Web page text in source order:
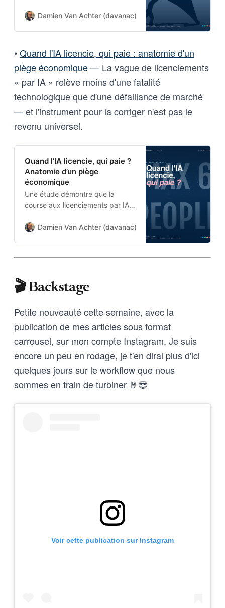
Même stratégie : remplacer ceux
Damien Van Achter (davanac) Damien Van Achter
•Quand l'IA licencie, qui paie : anatomie d'un
piège économique— La vague de licenciements
« par IA » relève moins d'une fatalité
technologique que d'une défaillance de marché
— et l'instrument pour la corriger n'est pas le
revenu universel.
Quand l’IA licencie, qui paie ?
Anatomie d’un piège
économique
Une étude démontre que la
course aux licenciements par IA
technologique. C’est une
corriger, et ce n’est pas le revenu
Damien Van Achter (davanac) Damien Van Achter
🎬 Backstage
Petite nouveauté cette semaine, avec la
publication de mes articles sous format
carrousel, sur mon compte Instagram. Je suis
encore un peu en rodage, je t'en dirai plus d'ici
quelques jours sur le workflow que nous
sommes en train de turbiner 🤘😎
Voir cette publication sur Instagram